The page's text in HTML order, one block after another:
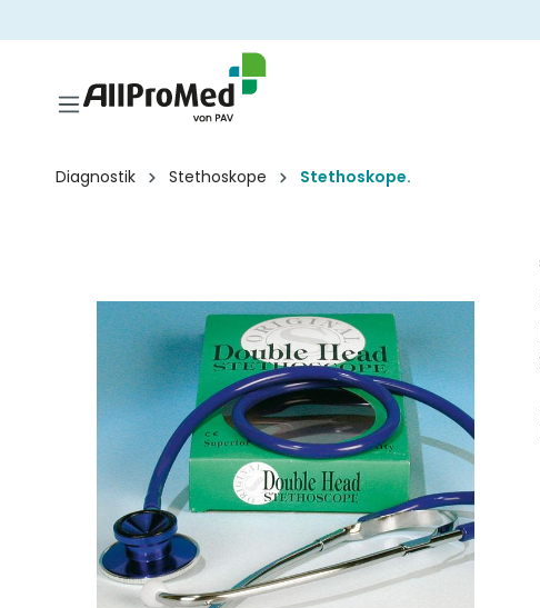
Diagnostik Stethoskope Stethoskope.